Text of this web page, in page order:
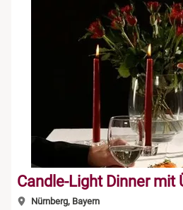
Candle-Light Dinner mit
Nürnberg, Bayern